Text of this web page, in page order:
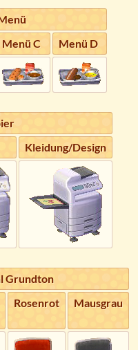
Menü C Menü D
Kleidung/Design
Grundton
Rosenrot Mausgrau